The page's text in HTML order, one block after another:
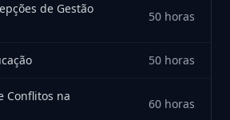
de Gestão
50 horas
50 horas
Conflitos na
60 horas